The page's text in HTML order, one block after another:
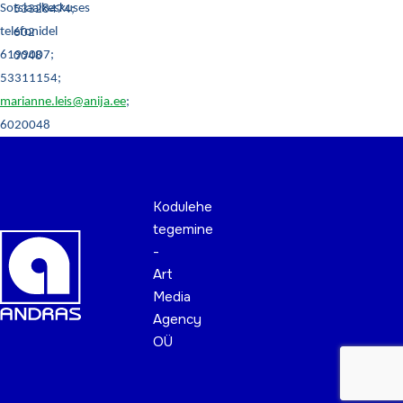
Sotsiaalkeskuses
telefonidel
6199007;
53311154;
marianne.leis@anija.ee;
6020048
53328474;
602
0048
Kodulehe
tegemine
-
Art
Media
Agency
OÜ